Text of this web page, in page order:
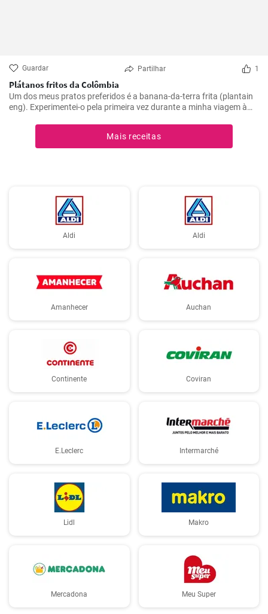
Guardar Partilhar 1
Plátanos fritos da Colômbia
Um dos meus pratos preferidos é a banana-da-terra frita (plantain
eng). Experimentei-o pela primeira vez durante a minha viagem à
muita frequência porque é simples mas incrivelmente saboroso. Os
plátanos são uma verdadeira delícia quando preparados
corretamente. Aqui partilho os meus melhores truques para obter
Mais receitas
Aldi Aldi
Amanhecer Auchan
Continente Coviran
E.Leclerc Intermarché
Lidl Makro
Mercadona Meu Super